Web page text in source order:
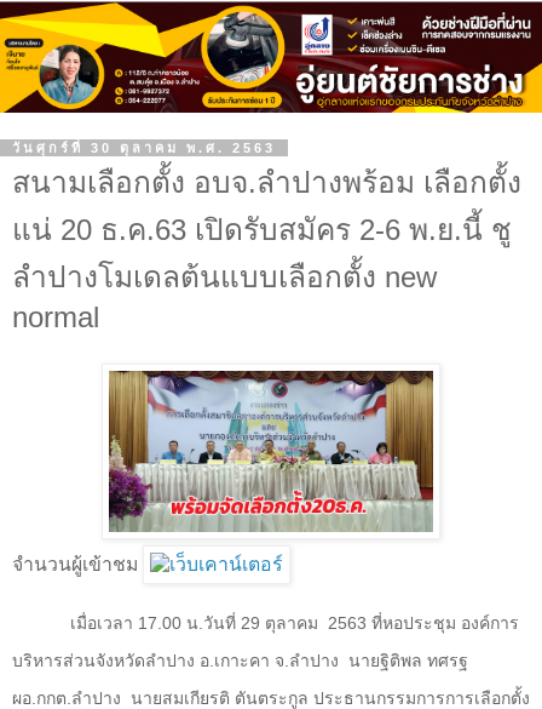
วันศุกร์ที่ 30 ตุลาคม พ.ศ. 2563
สนามเลือกตั้ง อบจ.ลำปางพร้อม เลือกตั้ง
แน่ 20 ธ.ค.63 เปิดรับสมัคร 2-6 พ.ย.นี้ ชู
ลำปางโมเดลต้นแบบเลือกตั้ง new
normal
จำนวนผู้เข้าชม
เมื่อเวลา 17.00 น.วันที่ 29 ตุลาคม
2563 ที่หอประชุม องค์การ
บริหารส่วนจังหวัดลำปาง อ.เกาะคา จ.ลำปาง นายฐิติพล ทศรฐ
ผอ.กกต.ลำปาง นายสมเกียรติ ตันตระกูล ประธานกรรมการการเลือกตั้ง